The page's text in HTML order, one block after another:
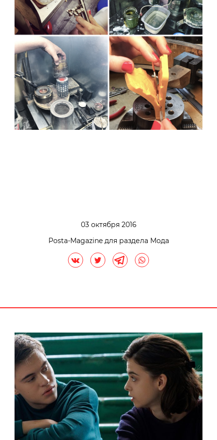
03 октября 2016
Posta-Magazine для раздела Мода